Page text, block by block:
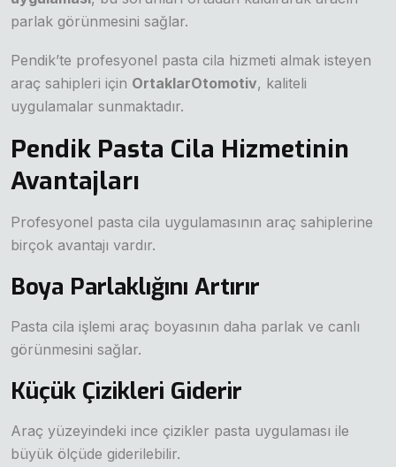
parlak görünmesini sağlar.
Pendik’te profesyonel pasta cila hizmeti almak isteyen
araç sahipleri için OrtaklarOtomotiv, kaliteli
uygulamalar sunmaktadır.
Pendik Pasta Cila Hizmetinin
Avantajları
Profesyonel pasta cila uygulamasının araç sahiplerine
birçok avantajı vardır.
Boya Parlaklığını Artırır
Pasta cila işlemi araç boyasının daha parlak ve canlı
görünmesini sağlar.
Küçük Çizikleri Giderir
Araç yüzeyindeki ince çizikler pasta uygulaması ile
büyük ölçüde giderilebilir.